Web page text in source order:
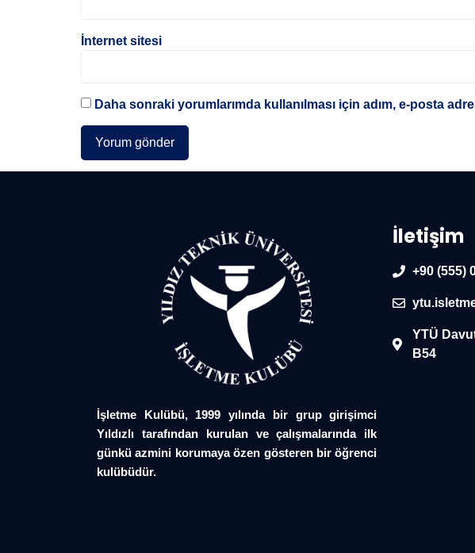
İnternet sitesi
Daha sonraki yorumlarımda kullanılması için adım, e-posta
İşletme Kulübü, 1999 yılında bir grup girişimci
Yıldızlı tarafından kurulan ve çalışmalarında ilk
günkü azmini korumaya özen gösteren bir öğrenci
kulübüdür.
İletişim
+90 (555)
YTÜ
B54